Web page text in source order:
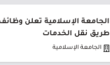
الجامعة الإسلامية تعلن
طريق نقل الخدمات
الجامعة الإسلامية